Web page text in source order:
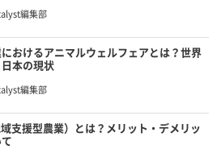
編集部
おけるアニマルウェルフェアとは？世界
本の現状
編集部
支援型農業）とは？メリット・デメリッ